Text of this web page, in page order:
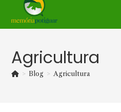
Agricultura
> Blog > Agricultura